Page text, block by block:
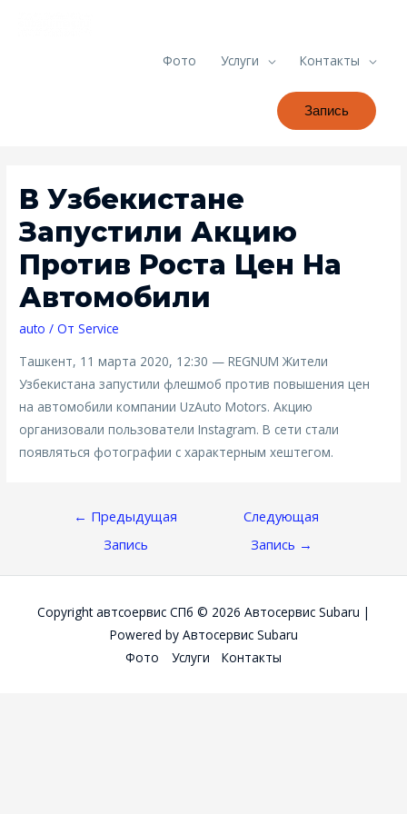
Фото Услуги Контакты
Запись
В Узбекистане
Запустили Акцию
Против Роста Цен На
Автомобили
auto / От Service
Ташкент, 11 марта 2020, 12:30 — REGNUM Жители
Узбекистана запустили флешмоб против повышения цен
на автомобили компании UzAuto Motors. Акцию
организовали пользователи Instagram. В сети стали
появляться фотографии с характерным хештегом.
Навигация
Записям
← Предыдущая
Запись
Следующая
Запись →
Copyright автсоервис СПб © 2026 Автосервис Subaru |
Powered by Автосервис Subaru
Фото
Услуги Контакты